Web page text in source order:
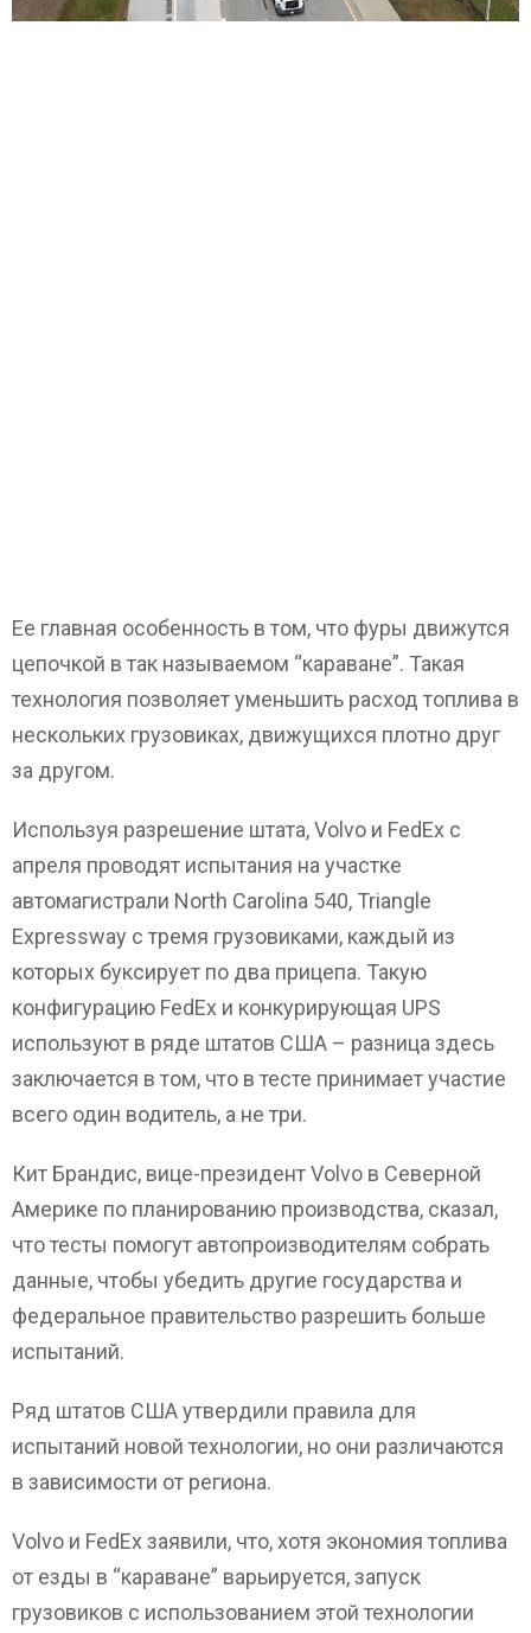
Ее главная особенность в том, что фуры движутся
цепочкой в так называемом “караване”. Такая
технология позволяет уменьшить расход топлива в
нескольких грузовиках, движущихся плотно друг
за другом.
Используя разрешение штата, Volvo и FedEx с
апреля проводят испытания на участке
автомагистрали North Carolina 540, Triangle
Expressway с тремя грузовиками, каждый из
которых буксирует по два прицепа. Такую
конфигурацию FedEx и конкурирующая UPS
используют в ряде штатов США – разница здесь
заключается в том, что в тесте принимает участие
всего один водитель, а не три.
Кит Брандис, вице-президент Volvo в Северной
Америке по планированию производства, сказал,
что тесты помогут автопроизводителям собрать
данные, чтобы убедить другие государства и
федеральное правительство разрешить больше
испытаний.
Ряд штатов США утвердили правила для
испытаний новой технологии, но они различаются
в зависимости от региона.
Volvo и FedEx заявили, что, хотя экономия топлива
от езды в “караване” варьируется, запуск
грузовиков с использованием этой технологии